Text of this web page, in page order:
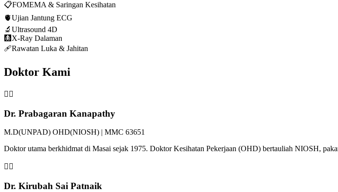
📋FOMEMA & Saringan Kesihatan
🫀Ujian Jantung ECG
🔬 Ultrasound 4D
🩻 X-Ray Dalaman
🩹Rawatan Luka & Jahitan
Doktor Kami
👨‍⚕️
Dr. Prabagaran Kanapathy
M.D(UNPAD) OHD(NIOSH) | MMC 63651
Doktor utama berkhidmat di Masai sejak 1975. Doktor Kesihatan Pekerjaan (OHD) bertauliah NIOSH,
👩‍⚕️
Dr. Kirubah Sai Patnaik